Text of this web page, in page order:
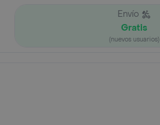
Envío
Gratis
(nuevos usuarios)